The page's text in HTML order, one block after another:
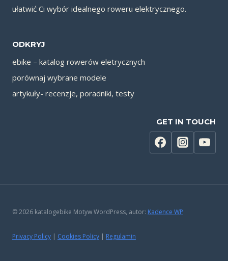
ułatwić Ci wybór idealnego roweru elektrycznego.
ODKRYJ
ebike – katalog rowerów eletrycznych
porównaj wybrane modele
artykuły- recenzje, poradniki, testy
GET IN TOUCH
© 2026 katalogebike Motyw WordPress, autor: Kadence WP
Privacy Policy | Cookies Policy | Regulamin